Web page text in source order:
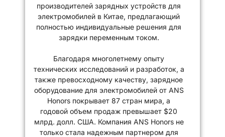
производителей зарядных устройств для
электромобилей в Китае, предлагающий
полностью индивидуальные решения для
зарядки переменным током.
Благодаря многолетнему опыту
технических исследований и разработок, а
также превосходному качеству, зарядное
оборудование для электромобилей от ANS
Honors покрывает 87 стран мира, а
годовой объем продаж превышает $20
млрд. долл. США. Компания ANS Honors не
только стала надежным партнером для